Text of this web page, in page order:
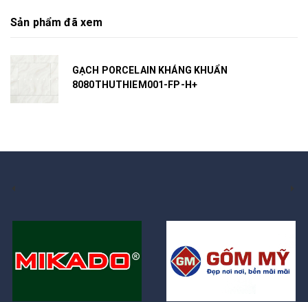
Sản phẩm đã xem
GẠCH PORCELAIN KHÁNG KHUẨN
8080THUTHIEM001-FP-H+